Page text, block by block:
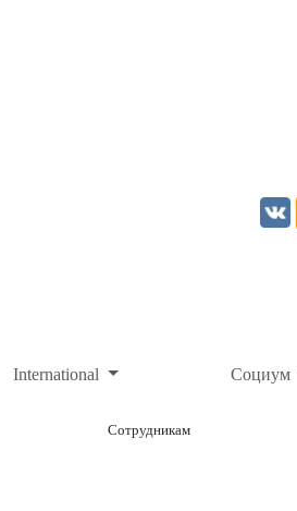
International Социум
Сотрудникам